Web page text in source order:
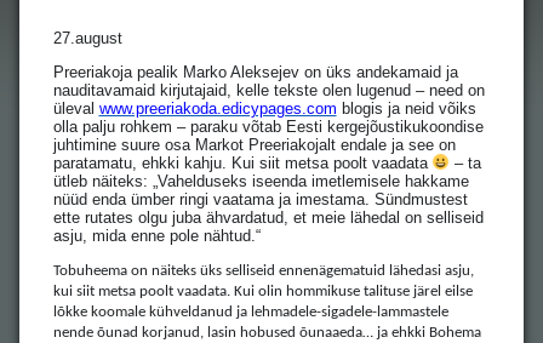
27.august
Preeriakoja pealik Marko Aleksejev on üks andekamaid ja
nauditavamaid kirjutajaid, kelle tekste olen lugenud – need on
üleval www.preeriakoda.edicypages.com blogis ja neid võiks
olla palju rohkem – paraku võtab Eesti kergejõustikukoondise
juhtimine suure osa Markot Preeriakojalt endale ja see on
paratamatu, ehkki kahju. Kui siit metsa poolt vaadata
– ta
ütleb näiteks: „Vahelduseks iseenda imetlemisele hakkame
nüüd enda ümber ringi vaatama ja imestama. Sündmustest
ette rutates olgu juba ähvardatud, et meie lähedal on selliseid
asju, mida enne pole nähtud.“
Tobuheema on näiteks üks selliseid ennenägematuid lähedasi asju,
kui siit metsa poolt vaadata. Kui olin hommikuse talituse järel eilse
lõkke koomale kühveldanud ja lehmadele-sigadele-lammastele
nende õunad korjanud, lasin hobused õunaaeda… ja ehkki Bohema